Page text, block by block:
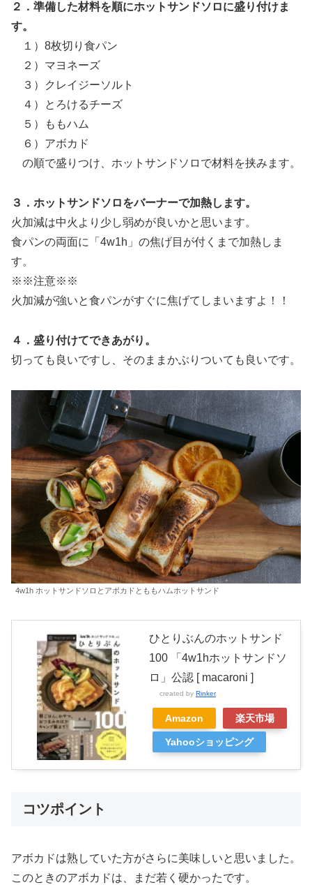
２．準備した材料を順にホットサンドソロに盛り付けま
す。
１）8枚切り食パン
２）マヨネーズ
３）クレイジーソルト
４）とろけるチーズ
５）ももハム
６）アボカド
の順で盛りつけ、ホットサンドソロで材料を挟みます。
３．ホットサンドソロをバーナーで加熱します。
火加減は中火より少し弱めが良いかと思います。
食パンの両面に「4w1h」の焦げ目が付くまで加熱しま
す。
※※注意※※
火加減が強いと食パンがすぐに焦げてしまいますよ！！
４．盛り付けてできあがり。
切っても良いですし、そのままかぶりついても良いです。
4w1h ホットサンドソロとアボカドとももハムホットサンド
ひとりぶんのホットサンド
100 「4w1hホットサンドソ
ロ」公認 [ macaroni ]
created by Rinker
Amazon 楽天市場
Yahooショッピング
コツポイント
アボカドは熟していた方がさらに美味しいと思いました。
このときのアボカドは、まだ若く硬かったです。